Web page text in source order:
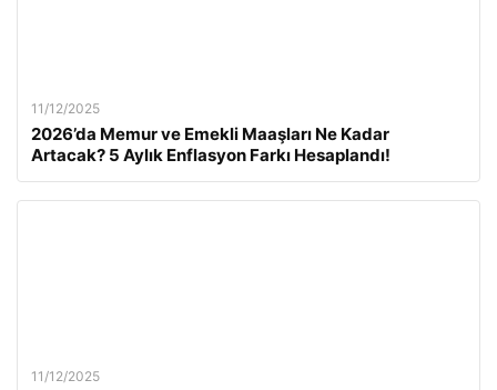
11/12/2025
2026’da Memur ve Emekli Maaşları Ne Kadar
Artacak? 5 Aylık Enflasyon Farkı Hesaplandı!
11/12/2025